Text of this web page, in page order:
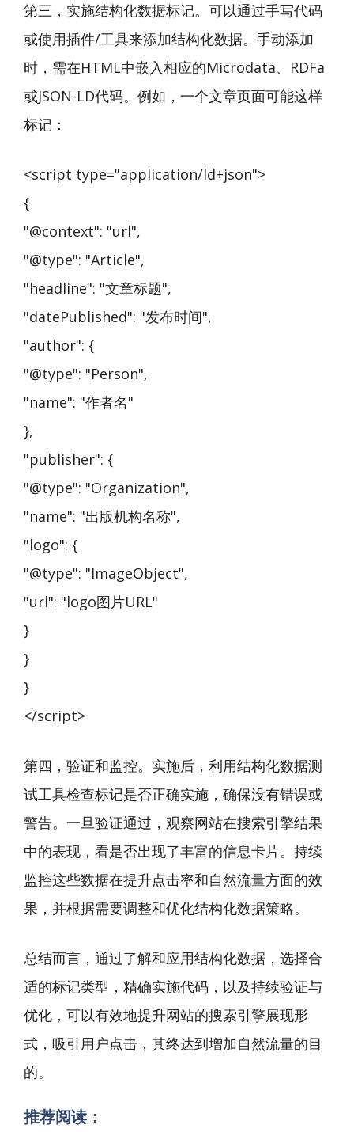
第三，实施结构化数据标记。可以通过手写代码
或使用插件/工具来添加结构化数据。手动添加
时，需在HTML中嵌入相应的Microdata、RDFa
或JSON-LD代码。例如，一个文章页面可能这样
标记：
<script type="application/ld+json">
{
"@context": "url",
"@type": "Article",
"headline": "文章标题",
"datePublished": "发布时间",
"author": {
"@type": "Person",
"name": "作者名"
},
"publisher": {
"@type": "Organization",
"name": "出版机构名称",
"logo": {
"@type": "ImageObject",
"url": "logo图片URL"
}
}
}
</script>
第四，验证和监控。实施后，利用结构化数据测
试工具检查标记是否正确实施，确保没有错误或
警告。一旦验证通过，观察网站在搜索引擎结果
中的表现，看是否出现了丰富的信息卡片。持续
监控这些数据在提升点击率和自然流量方面的效
果，并根据需要调整和优化结构化数据策略。
总结而言，通过了解和应用结构化数据，选择合
适的标记类型，精确实施代码，以及持续验证与
优化，可以有效地提升网站的搜索引擎展现形
式，吸引用户点击，其终达到增加自然流量的目
的。
推荐阅读：